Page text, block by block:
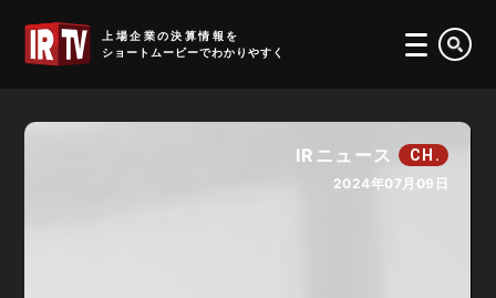
上場企業の決算情報を
ショートムービーでわかりやすく
IRニュース CH.
2024年07月09日